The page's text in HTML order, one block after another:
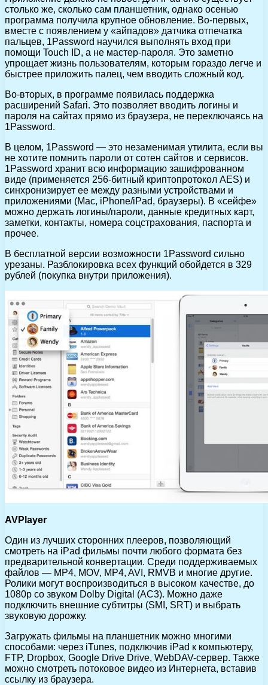
столько же, сколько сам планшетник, однако осенью
программа получила крупное обновление. Во-первых,
вместе с появлением у «айпадов» датчика отпечатка
пальцев, 1Password научился выполнять вход при
помощи Touch ID, а не мастер-пароля. Это заметно
упрощает жизнь пользователям, которым гораздо легче и
быстрее приложить палец, чем вводить сложный код.
Во-вторых, в программе появилась поддержка
расширений Safari. Это позволяет вводить логины и
пароля на сайтах прямо из браузера, не переключаясь на
1Password.
В целом, 1Password — это незаменимая утилита, если вы
не хотите помнить пароли от сотен сайтов и сервисов.
1Password хранит всю информацию зашифрованном
виде (применяется 256-битный криптопротокол AES) и
синхронизирует ее между разными устройствами и
приложениями (Mac, iPhone/iPad, браузеры). В «сейфе»
можно держать логины/пароли, данные кредитных карт,
заметки, контакты, номера соцстрахования, паспорта и
прочее.
В бесплатной версии возможности 1Password сильно
урезаны. Разблокировка всех функций обойдется в 329
рублей (покупка внутри приложения).
AVPlayer
Один из лучших сторонних плееров, позволяющий
смотреть на iPad фильмы почти любого формата без
предварительной конвертации. Среди поддерживаемых
файлов — MP4, MOV, MP4, AVI, RMVB и многие другие.
Ролики могут воспроизводиться в высоком качестве, до
1080р со звуком Dolby Digital (AC3). Можно даже
подключить внешние субтитры (SMI, SRT) и выбрать
звуковую дорожку.
Загружать фильмы на планшетник можно многими
способами: через iTunes, подключив iPad к компьютеру,
FTP, Dropbox, Google Drive Drive, WebDAV-сервер. Также
можно смотреть потоковое видео из Интернета, вставив
ссылку из браузера.